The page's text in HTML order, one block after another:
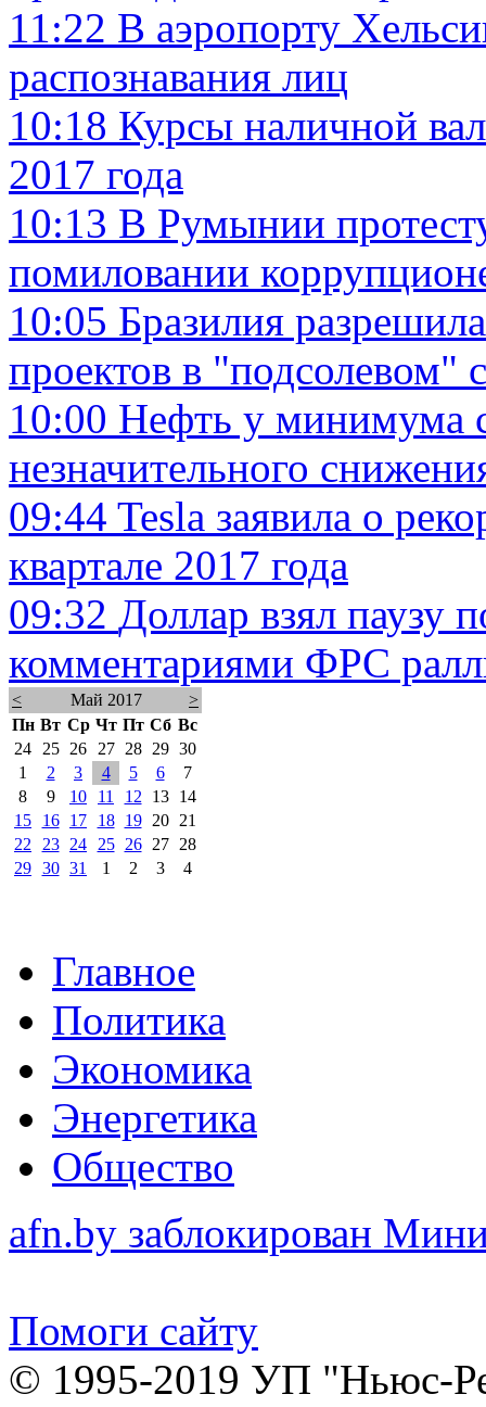
11:22 В аэропорту
распознавания лиц
10:18 Курсы наличной
2017 года
10:13 В Румынии
помиловании
10:05 Бразилия
проектов в "подсолевом"
10:00 Нефть у минимума
незначительного
09:44 Tesla заявила о
квартале 2017 года
09:32 Доллар взял паузу
комментариями ФРС
< Май 2017
>
Пн Вт Ср Чт Пт Сб Вс
24
25 26 27 28 29 30
1
2 3 4 5 6
7
8
9 10 11 12 13
14
15
16 17 18 19 20
21
22
23 24 25 26 27
28
29 30 31 1 2 3 4
Главное
Политика
Экономика
Энергетика
Общество
afn.by заблокирован
Помоги сайту
© 1995-2019 УП "Ньюс-